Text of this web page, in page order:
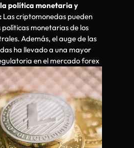
política monetaria y
Las criptomonedas pueden
políticas monetarias de los
Además, el auge de las
ha llevado a una mayor
en el mercado forex